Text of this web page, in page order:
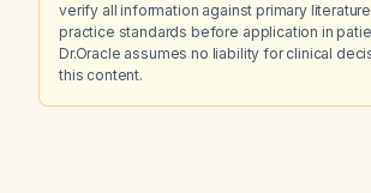
verify all information against primary
practice standards before application in
Dr.Oracle assumes no liability for clinical
this content.